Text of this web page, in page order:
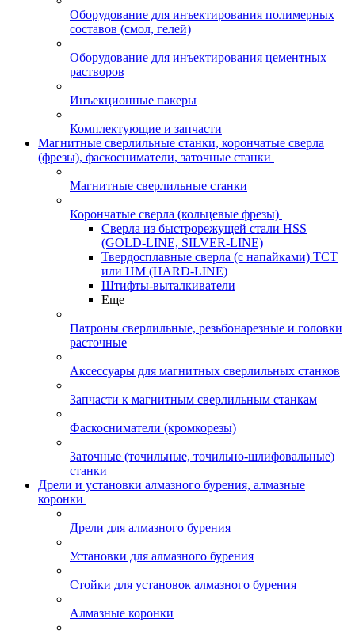
Оборудование для инъектирования полимерных
составов (смол, гелей)
Оборудование для инъектирования цементных
растворов
Инъекционные пакеры
Комплектующие и запчасти
Магнитные сверлильные станки, корончатые сверла
(фрезы), фаскосниматели, заточные станки
Магнитные сверлильные станки
Корончатые сверла (кольцевые фрезы)
Сверла из быстрорежущей стали HSS
(GOLD-LINE, SILVER-LINE)
Твердосплавные сверла (с напайками) ТСТ
или HM (HARD-LINE)
Штифты-выталкиватели
Еще
Патроны сверлильные, резьбонарезные и головки
расточные
Аксессуары для магнитных сверлильных станков
Запчасти к магнитным сверлильным станкам
Фаскосниматели (кромкорезы)
Заточные (точильные, точильно-шлифовальные)
станки
Дрели и установки алмазного бурения, алмазные
коронки
Дрели для алмазного бурения
Установки для алмазного бурения
Стойки для установок алмазного бурения
Алмазные коронки